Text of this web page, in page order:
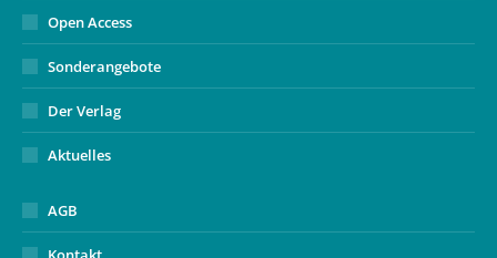
Open Access
Sonderangebote
Der Verlag
Aktuelles
AGB